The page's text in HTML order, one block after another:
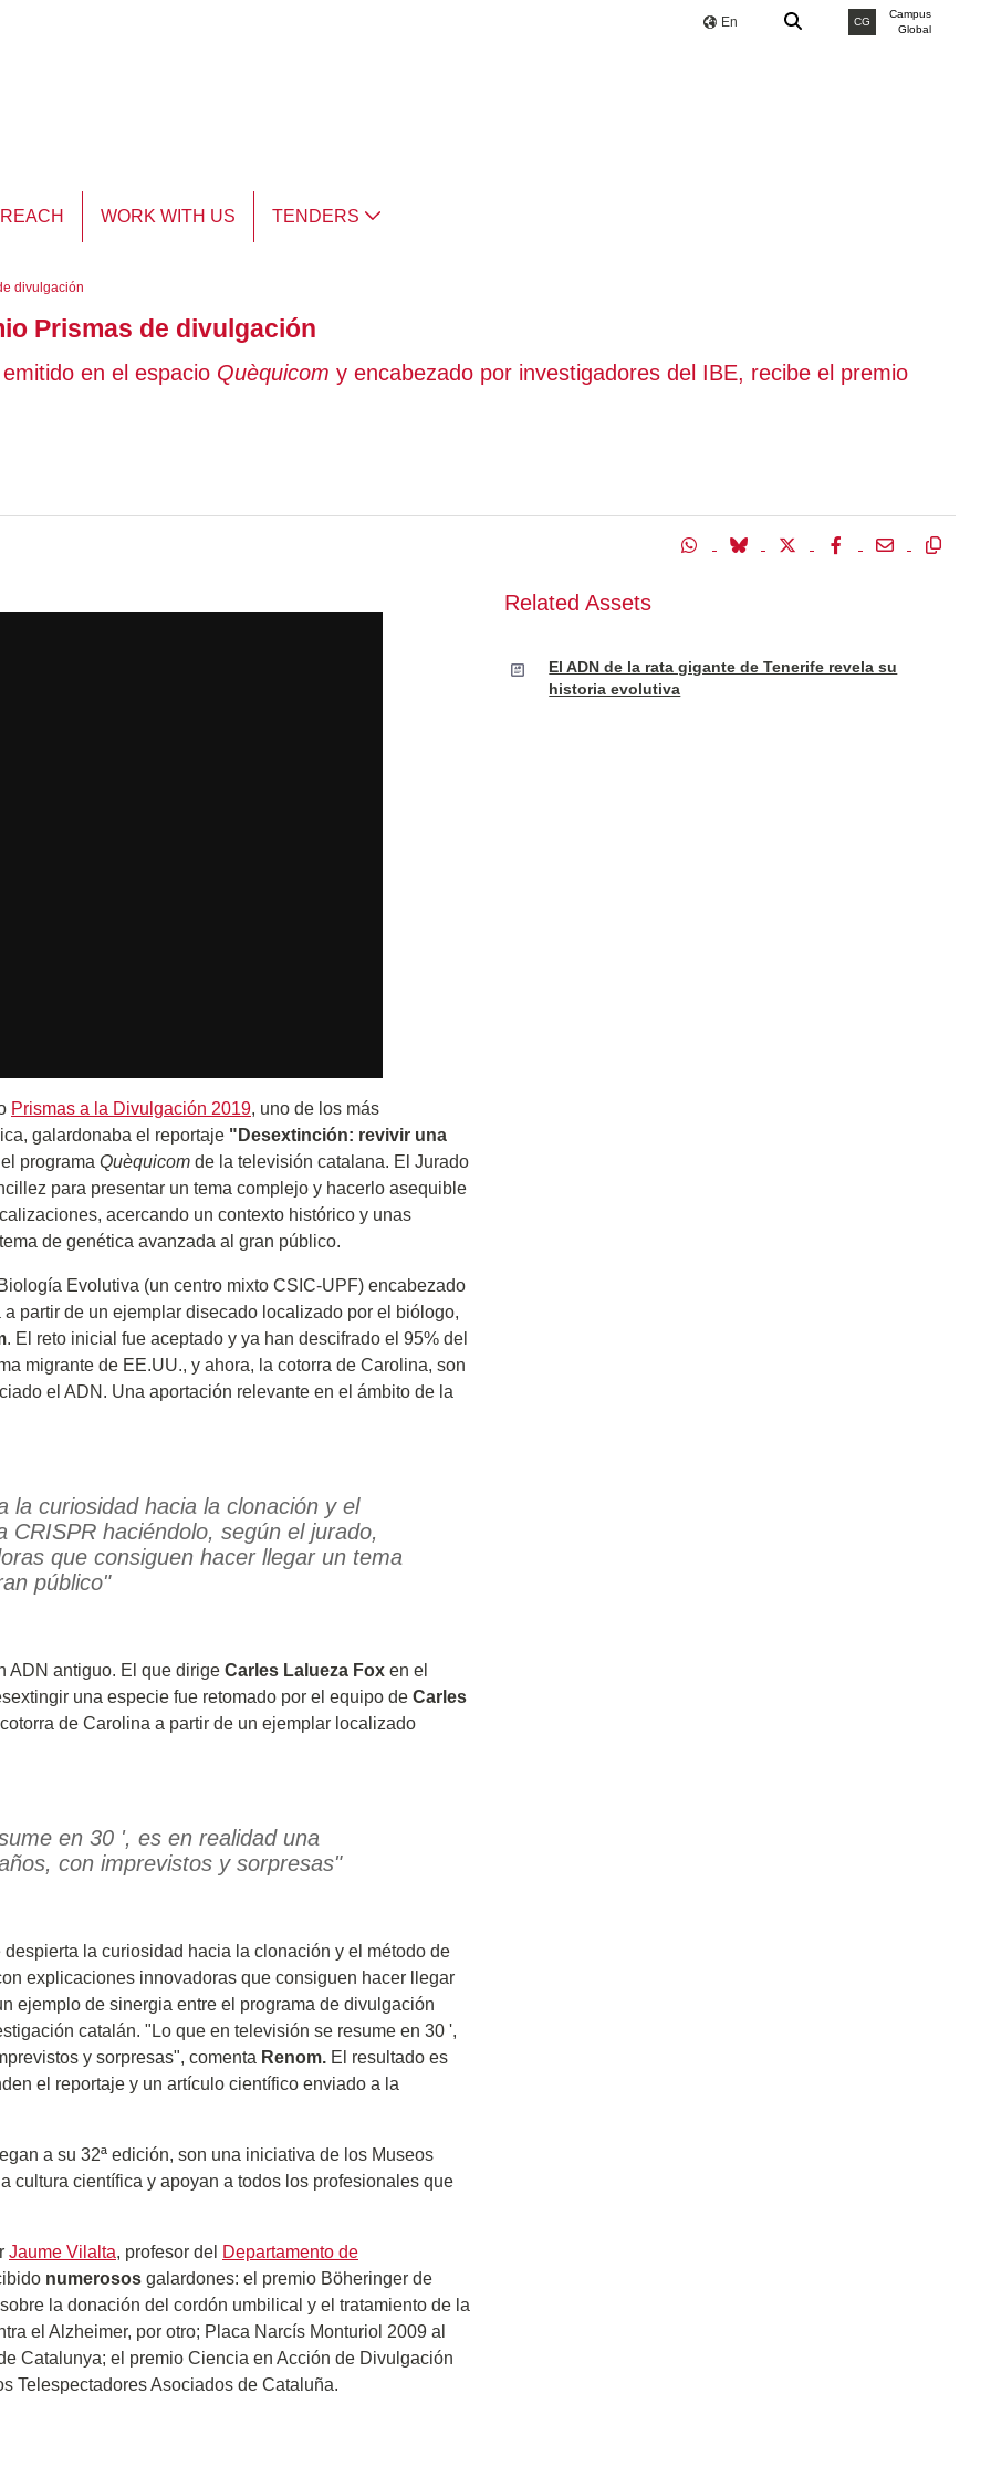
En CG
Campus
Global
WORK WITH US TENDERS
divulgación
Prismas de divulgación
en el espacio Quèquicom y encabezado por investigadores del IBE, recibe el premio
Prismas a la Divulgación 2019, uno de los más
galardonaba el reportaje "Desextinción: revivir una
programa Quèquicom de la televisión catalana. El Jurado
para presentar un tema complejo y hacerlo asequible
acercando un contexto histórico y unas
de genética avanzada al gran público.
Evolutiva (un centro mixto CSIC-UPF) encabezado
partir de un ejemplar disecado localizado por el biólogo,
. El reto inicial fue aceptado y ya han descifrado el 95% del
migrante de EE.UU., y ahora, la cotorra de Carolina, son
el ADN. Una aportación relevante en el ámbito de la
la curiosidad hacia la clonación y el
CRISPR haciéndolo, según el jurado,
que consiguen hacer llegar un tema
público"
ADN antiguo. El que dirige Carles Lalueza Fox en el
una especie fue retomado por el equipo de Carles
de Carolina a partir de un ejemplar localizado
en 30 ', es en realidad una
con imprevistos y sorpresas"
la curiosidad hacia la clonación y el método de
explicaciones innovadoras que consiguen hacer llegar
ejemplo de sinergia entre el programa de divulgación
catalán. "Lo que en televisión se resume en 30 ',
y sorpresas", comenta Renom. El resultado es
el reportaje y un artículo científico enviado a la
a su 32ª edición, son una iniciativa de los Museos
cultura científica y apoyan a todos los profesionales que
Jaume Vilalta, profesor del Departamento de
numerosos galardones: el premio Böheringer de
la donación del cordón umbilical y el tratamiento de la
el Alzheimer, por otro; Placa Narcís Monturiol 2009 al
Catalunya; el premio Ciencia en Acción de Divulgación
Telespectadores Asociados de Cataluña.
Related Assets
El ADN de la rata gigante de Tenerife revela su
historia evolutiva